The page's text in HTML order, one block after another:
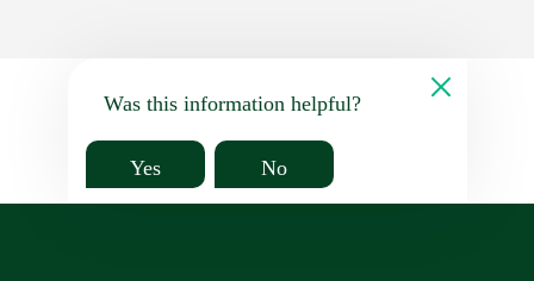
Was this information helpful?
Yes No